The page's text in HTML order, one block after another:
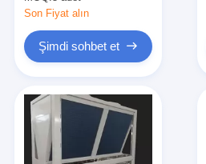
Son Fiyat alın
Şimdi sohbet et